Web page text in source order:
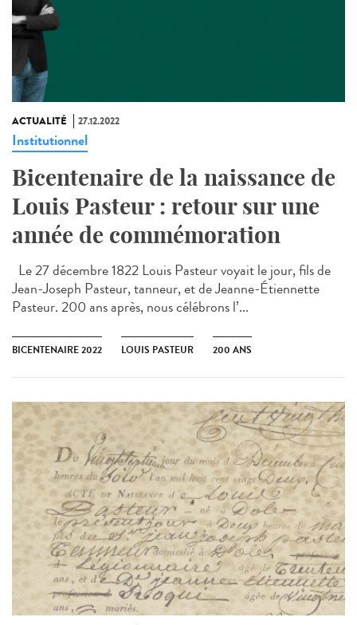
ACTUALITÉ 27.12.2022
Institutionnel
Bicentenaire de la naissance de
Louis Pasteur : retour sur une
année de commémoration
Le 27 décembre 1822 Louis Pasteur voyait le jour, fils de
Jean-Joseph Pasteur, tanneur, et de Jeanne-Étiennette
Pasteur. 200 ans après, nous célébrons l’...
BICENTENAIRE 2022 LOUIS PASTEUR 200 ANS